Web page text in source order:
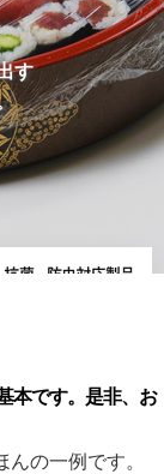
す
本です。是非、お
の一例です。